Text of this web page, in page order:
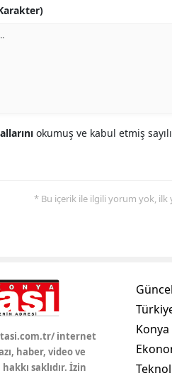
okumuş ve kabul etmiş
* Bu içerik ile ilgili yorum yok, ilk
internet
haber, video ve
saklıdır. İzin
Güncel
Konya